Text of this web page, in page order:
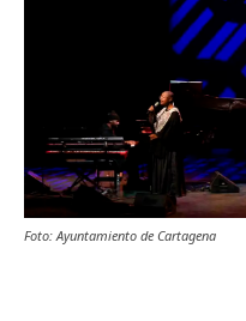
Foto: Ayuntamiento de Cartagena